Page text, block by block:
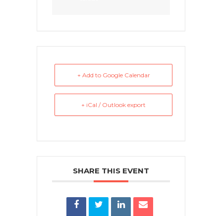
+ Add to Google Calendar
+ iCal / Outlook export
SHARE THIS EVENT